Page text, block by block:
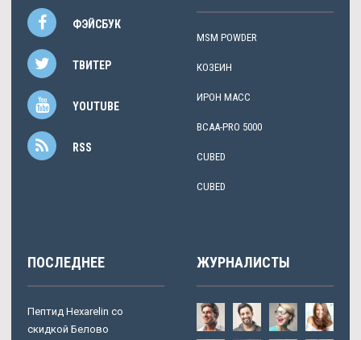
ФЭЙСБУК
ТВИТЕР
YOUTUBE
RSS
MSM POWDER
КОЗЕИН
ИРОН МАСС
BCAA-PRO 5000
CUBED
CUBED
ПОСЛЕДНЕЕ
Пептид Hexarelin со
скидкой Белово
ЖУРНАЛИСТЫ